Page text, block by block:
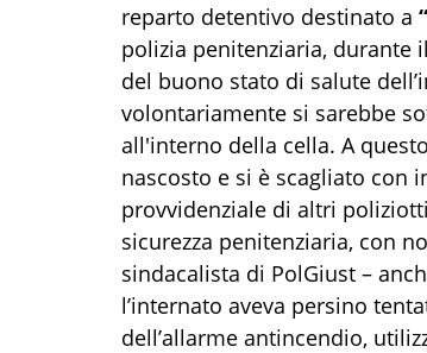
reparto detentivo destinato a
polizia penitenziaria, durante
del buono stato di salute
volontariamente si sarebbe
all'interno della cella. A
nascosto e si è scagliato con
provvidenziale di altri
sicurezza penitenziaria, con
sindacalista di PolGiust –
l’internato aveva persino
dell’allarme antincendio,